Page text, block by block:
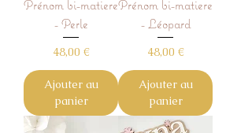
Prénom bi-matiere
- Perle
Prix
48,00 €
Ajouter au
panier
Prénom bi-matiere
- Léopard
Prix
48,00 €
Ajouter au
panier